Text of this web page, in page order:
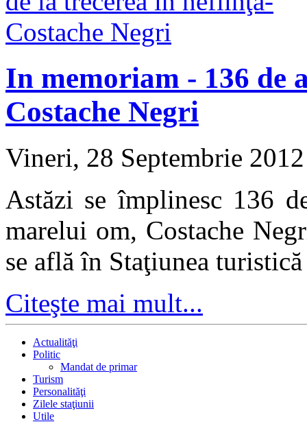
In memoriam - 136 de
Costache Negri
Vineri, 28 Septembrie
Astăzi se împlinesc 136
marelui om, Costache
se află în Staţiunea
Citeşte mai mult...
Actualităţi
Politic
Mandat de primar
Turism
Personalităţi
Zilele staţiunii
Utile